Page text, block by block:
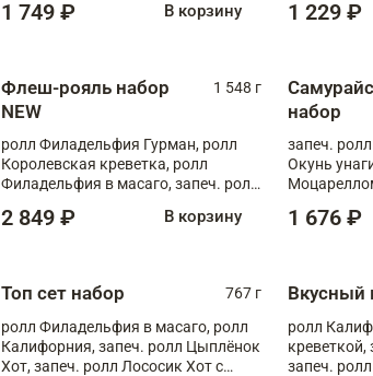
1 749 ₽ В корзину 1 229 ₽
Флеш-рояль набор
NEW
1 548 г
ролл Филадельфия Гурман, ролл
Королевская креветка, ролл
Филадельфия в масаго, запеч. ролл
Тигровая креветка с моцареллой,
2 849 ₽ В корзину
набор
запеч.
Окунь
1 676 ₽
Топ сет набор
767 г
ролл Филадельфия в масаго, ролл
Калифорния, запеч. ролл Цыплёнок
Хот, запеч. ролл Лососик Хот с
Вкусный
ролл
запеч.